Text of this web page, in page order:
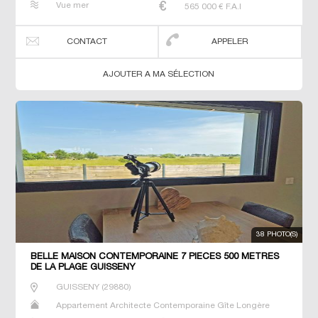
Propriété Villa
Vue mer 565 000 € F.A.I
CONTACT APPELER
AJOUTER A MA SÉLECTION
38 PHOTO(S)
BELLE MAISON CONTEMPORAINE 7 PIECES 500 METRES
DE LA PLAGE GUISSENY
GUISSENY(29880)
Appartement Architecte Contemporaine Gîte Longère